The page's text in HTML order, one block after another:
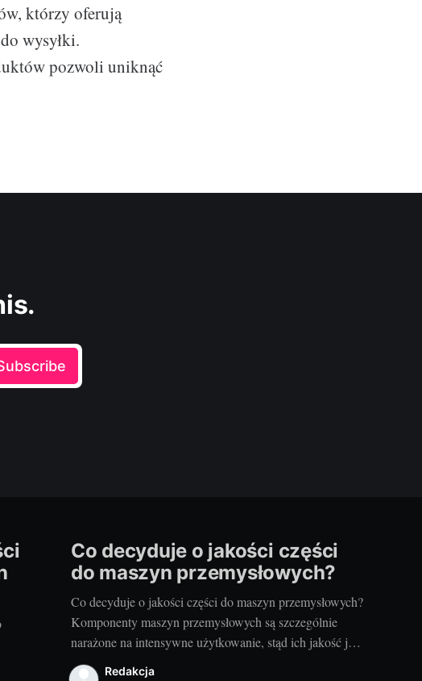
którzy oferują
wysyłki.
pozwoli uniknąć
Co decyduje o jakości części
do maszyn przemysłowych?
Co decyduje o jakości części do maszyn przemysłowych?
Komponenty maszyn przemysłowych są szczególnie
narażone na intensywne użytkowanie, stąd ich jakość jest
kluczowa dla efektywności i niezawodności urządzeń. Są
Redakcja